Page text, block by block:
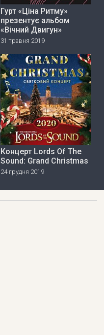
Гурт «Ціна Ритму»
прeзeнтує альбом
«Вічний Двигун»
31 травня 2019
Концерт Lords Of The
Sound: Grand Christmas
24 грудня 2019